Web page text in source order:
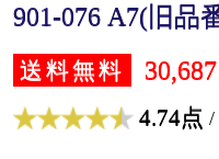
901-076 A7(旧品
送料無料
4.74点 /